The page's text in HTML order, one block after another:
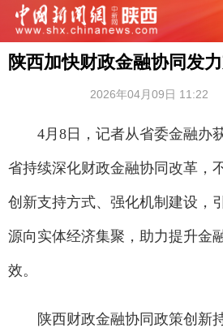
陕西加快财政金融协同发
2026年04月09日 11:22
4月8日，记者从省委金融办
省持续深化财政金融协同改革，
创新支持方式、强化机制建设，
源向实体经济集聚，助力提升金
效。
陕西财政金融协同政策创新